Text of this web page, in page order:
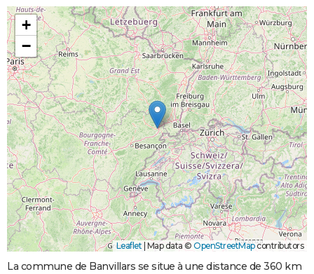
+
−
Leaflet Map data © OpenStreetMapcontributors
La commune de Banvillars se situe à une distance de 360 km